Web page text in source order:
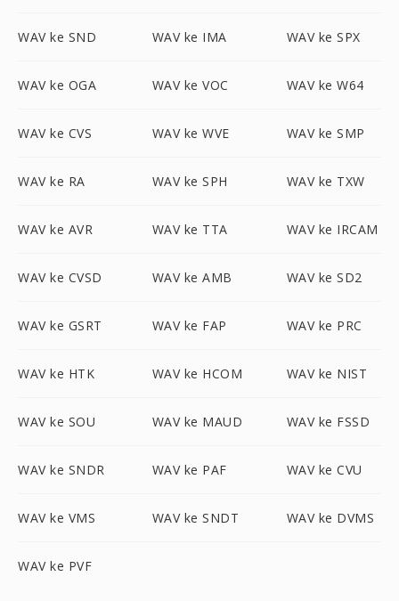
WAV ke SND WAV ke IMA WAV ke SPX
WAV ke OGA WAV ke VOC WAV ke W64
WAV ke CVS WAV ke WVE WAV ke SMP
WAV ke RA WAV ke SPH WAV ke TXW
WAV ke AVR WAV ke TTA WAV ke IRCAM
WAV ke CVSD WAV ke AMB WAV ke SD2
WAV ke GSRT WAV ke FAP WAV ke PRC
WAV ke HTK WAV ke HCOM WAV ke NIST
WAV ke SOU WAV ke MAUD WAV ke FSSD
WAV ke SNDR WAV ke PAF WAV ke CVU
WAV ke VMS WAV ke SNDT WAV ke DVMS
WAV ke PVF